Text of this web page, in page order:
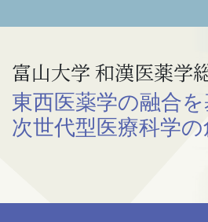
富山大学 和漢医薬学
東西医薬学の融合
次世代型医療科学